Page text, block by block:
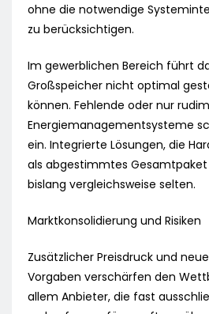
ohne die notwendige
zu berücksichtigen.
Im gewerblichen Bereich führt
Großspeicher nicht optimal
können. Fehlende oder nur
Energiemanagementsysteme
ein. Integrierte Lösungen, die
als abgestimmtes Gesamtpaket
bislang vergleichsweise selten.
Marktkonsolidierung und Risiken
Zusätzlicher Preisdruck und
Vorgaben verschärfen den
allem Anbieter, die fast